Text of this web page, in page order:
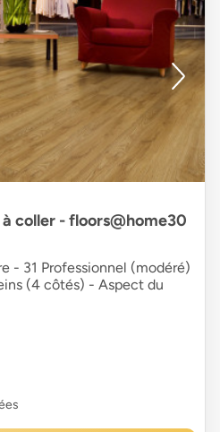
coller - floors@home30
- 31 Professionnel (modéré)
(4 côtés) - Aspect du